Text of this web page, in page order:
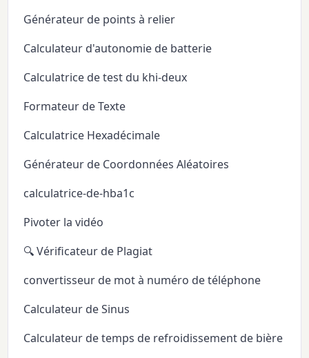
Générateur de points à relier
Calculateur d'autonomie de batterie
Calculatrice de test du khi-deux
Formateur de Texte
Calculatrice Hexadécimale
Générateur de Coordonnées Aléatoires
calculatrice-de-hba1c
Pivoter la vidéo
🔍 Vérificateur de Plagiat
convertisseur de mot à numéro de téléphone
Calculateur de Sinus
Calculateur de temps de refroidissement de bière